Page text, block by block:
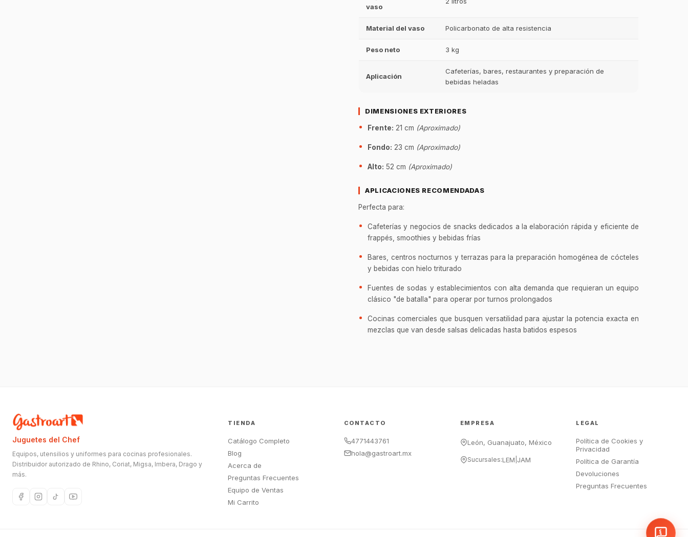
vaso
Material del vaso Policarbonato de alta resistencia
Peso neto 3 kg
Aplicación
Cafeterías, bares, restaurantes y preparación de
bebidas heladas
DIMENSIONES EXTERIORES
Frente: 21 cm (Aproximado)
Fondo: 23 cm (Aproximado)
Alto: 52 cm (Aproximado)
APLICACIONES RECOMENDADAS
Perfecta para:
Cafeterías y negocios de snacks dedicados a la elaboración rápida y eficiente de
frappés, smoothies y bebidas frías
Bares, centros nocturnos y terrazas para la preparación homogénea de cócteles
y bebidas con hielo triturado
Fuentes de sodas y establecimientos con alta demanda que requieran un equipo
clásico "de batalla" para operar por turnos prolongados
Cocinas comerciales que busquen versatilidad para ajustar la potencia exacta en
mezclas que van desde salsas delicadas hasta batidos espesos
GastroBot
Asesor Chef Online
¡Hola Chef! 🍳 Soy GastroBot, tu
Métodos de envío y entrega
Ver sucursales y contacto
Juguetes del Chef
Equipos, utensilios y uniformes para cocinas profesionales.
Distribuidor autorizado de Rhino, Coriat, Migsa, Imbera, Drago y
más.
TIENDA
Catálogo Completo
Blog
Acerca de
Preguntas Frecuentes
Equipo de Ventas
Mi Carrito
CONTACTO
4771443761
hola@gastroart.mx
EMPRESA
León, Guanajuato, México
Sucursales:LEM JAM
LEGAL
Política de Cookies y
Privacidad
Política de Garantía
Devoluciones
Preguntas Frecuentes